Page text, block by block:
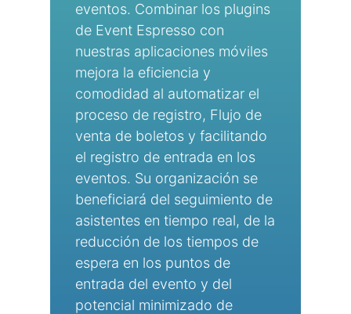
eventos. Combinar los plugins
de Event Espresso con
nuestras aplicaciones móviles
mejora la eficiencia y
comodidad al automatizar el
proceso de registro, Flujo de
venta de boletos y facilitando
el registro de entrada en los
eventos. Su organización se
beneficiará del seguimiento de
asistentes en tiempo real, de la
reducción de los tiempos de
espera en los puntos de
entrada del evento y del
potencial minimizado de